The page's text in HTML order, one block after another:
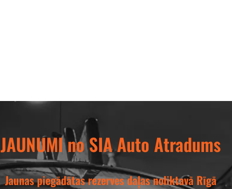
JAUNUMI no SIA Auto Atradums
Jaunas piegādātas rezerves daļas noliktavā Rīgā